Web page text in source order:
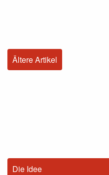
Ältere Artikel
Die Idee